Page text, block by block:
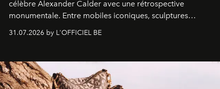
célèbre Alexander Calder avec une rétrospective
monumentale. Entre mobiles iconiques, sculptures
américain investit les espaces imaginés par Frank Gehry
sculpture.
31.07.2026 by L'OFFICIEL BE